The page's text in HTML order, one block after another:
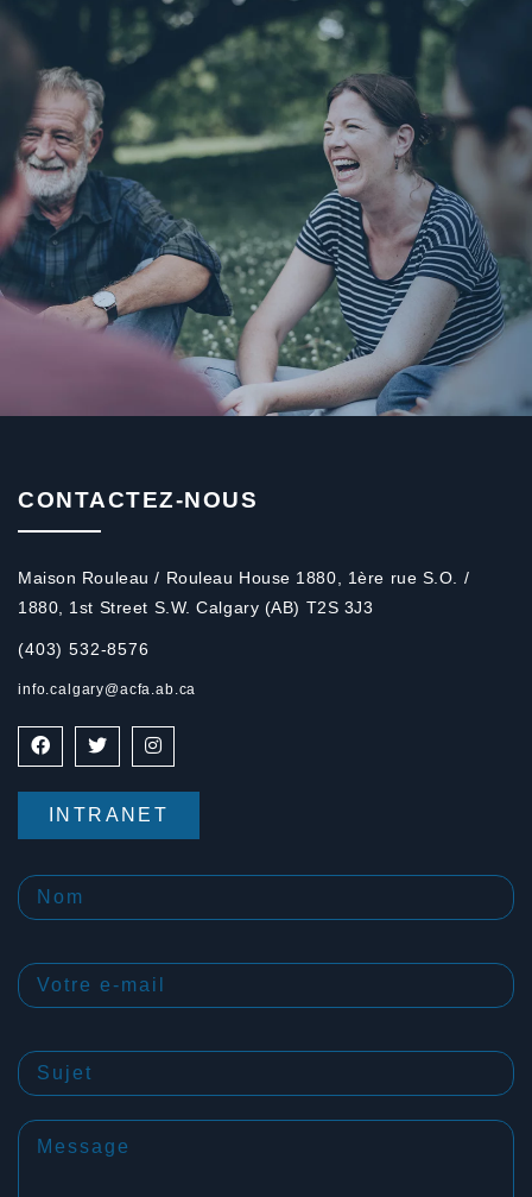
CONTACTEZ-NOUS
Maison Rouleau / Rouleau House 1880, 1ère rue S.O. /
1880, 1st Street S.W. Calgary (AB) T2S 3J3
(403) 532-8576
info.calgary@acfa.ab.ca
INTRANET